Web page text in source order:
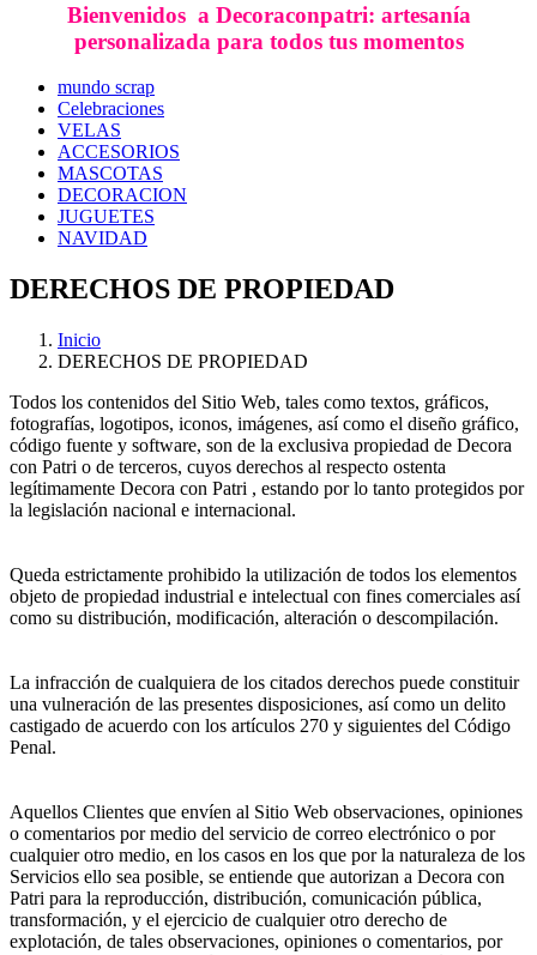
Bienvenidos a Decoraconpatri: artesanía
personalizada para todos tus momentos
mundo scrap
Celebraciones
VELAS
ACCESORIOS
MASCOTAS
DECORACION
JUGUETES
NAVIDAD
DERECHOS DE PROPIEDAD
Inicio
DERECHOS DE PROPIEDAD
Todos los contenidos del Sitio Web, tales como textos, gráficos,
fotografías, logotipos, iconos, imágenes, así como el diseño gráfico,
código fuente y software, son de la exclusiva propiedad de Decora
con Patri o de terceros, cuyos derechos al respecto ostenta
legítimamente Decora con Patri , estando por lo tanto protegidos por
la legislación nacional e internacional.
Queda estrictamente prohibido la utilización de todos los elementos
objeto de propiedad industrial e intelectual con fines comerciales así
como su distribución, modificación, alteración o descompilación.
La infracción de cualquiera de los citados derechos puede constituir
una vulneración de las presentes disposiciones, así como un delito
castigado de acuerdo con los artículos 270 y siguientes del Código
Penal.
Aquellos Clientes que envíen al Sitio Web observaciones, opiniones
o comentarios por medio del servicio de correo electrónico o por
cualquier otro medio, en los casos en los que por la naturaleza de los
Servicios ello sea posible, se entiende que autorizan a Decora con
Patri para la reproducción, distribución, comunicación pública,
transformación, y el ejercicio de cualquier otro derecho de
explotación, de tales observaciones, opiniones o comentarios, por